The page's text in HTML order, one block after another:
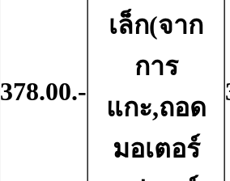
378.00.-
เล็ก(จาก
การ
แกะ,ถอด
มอเตอร์